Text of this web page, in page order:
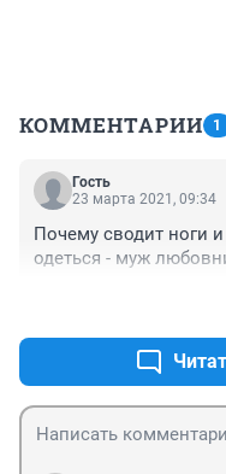
КОММЕНТАРИИ 1
Гость
23 марта 2021, 09:34
Почему сводит ноги
одеться - муж